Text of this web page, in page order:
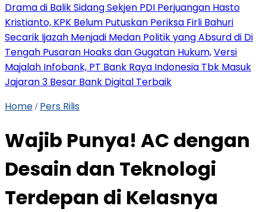
Drama di Balik Sidang Sekjen PDI Perjuangan Hasto
Kristianto, KPK Belum Putuskan Periksa Firli Bahuri
Secarik Ijazah Menjadi Medan Politik yang Absurd di Di
Tengah Pusaran Hoaks dan Gugatan Hukum,Versi
Majalah Infobank, PT Bank Raya Indonesia Tbk Masuk
Jajaran 3 Besar Bank Digital Terbaik
Home / Pers Rilis
Wajib Punya! AC dengan
Desain dan Teknologi
Terdepan di Kelasnya